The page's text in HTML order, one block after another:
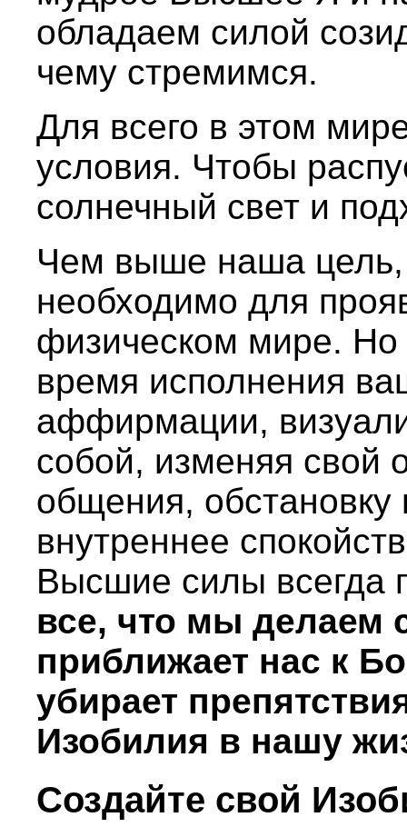
обладаем силой
чему стремимся.
Для всего в этом
условия. Чтобы
солнечный свет и
Чем выше наша
необходимо для
физическом мире. Но
время исполнения
аффирмации,
собой, изменяя свой
общения,
внутреннее
Высшие силы всегда
все, что мы делаем
приближает нас к
убирает
Изобилия в нашу
Создайте свой